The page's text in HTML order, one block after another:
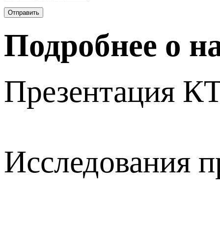
Отправить
Подробнее о
Презентация
Исследования